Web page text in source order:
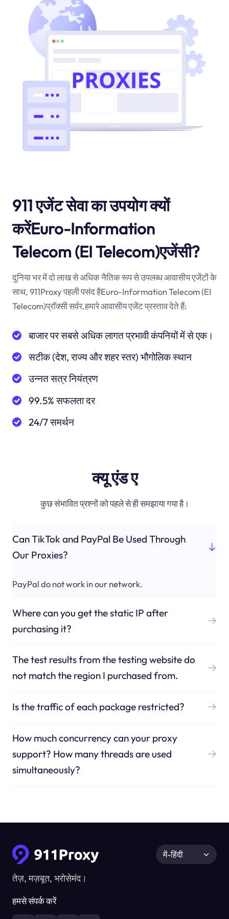
911 एजेंट सेवा का उपयोग क्यों
करेंEuro-Information
Telecom (EI Telecom)एजेंसी?
दुनिया भर में दो लाख से अधिक नैतिक रूप से उपलब्ध आवासीय एजेंटों के
साथ, 911Proxy पहली पसंद हैEuro-Information Telecom (EI
Telecom)प्रॉक्सी सर्वर.हमारे आवासीय एजेंट प्रस्ताव देते हैं:
बाजार पर सबसे अधिक लागत प्रभावी कंपनियों में से एक।
सटीक (देश, राज्य और शहर स्तर) भौगोलिक स्थान
उन्नत सत्र नियंत्रण
99.5% सफलता दर
24/7 समर्थन
क्यू एंड ए
कुछ संभावित प्रश्नों को पहले से ही समझाया गया है।
Can TikTok and PayPal Be Used Through
Our Proxies?
PayPal do not work in our network.
Where can you get the static IP after
purchasing it?
The test results from the testing website do
not match the region I purchased from.
Is the traffic of each package restricted?
How much concurrency can your proxy
support? How many threads are used
simultaneously?
तेज़, मज़बूत, भरोसेमंद।
हमसे संपर्क करें
में-हिंदी